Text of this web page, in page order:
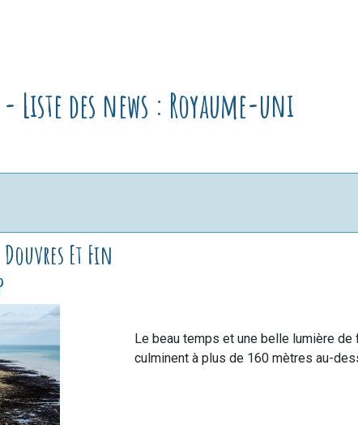
Liste des news : Royaume-uni
Douvres Et Fin
Le beau temps et une belle lumière
culminent à plus de 160 mètres au-